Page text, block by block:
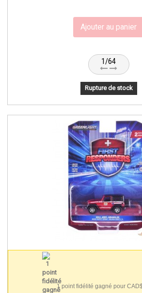
Ajouter au panier
1/64
Rupture de stock
1 point fidélité gagné pour